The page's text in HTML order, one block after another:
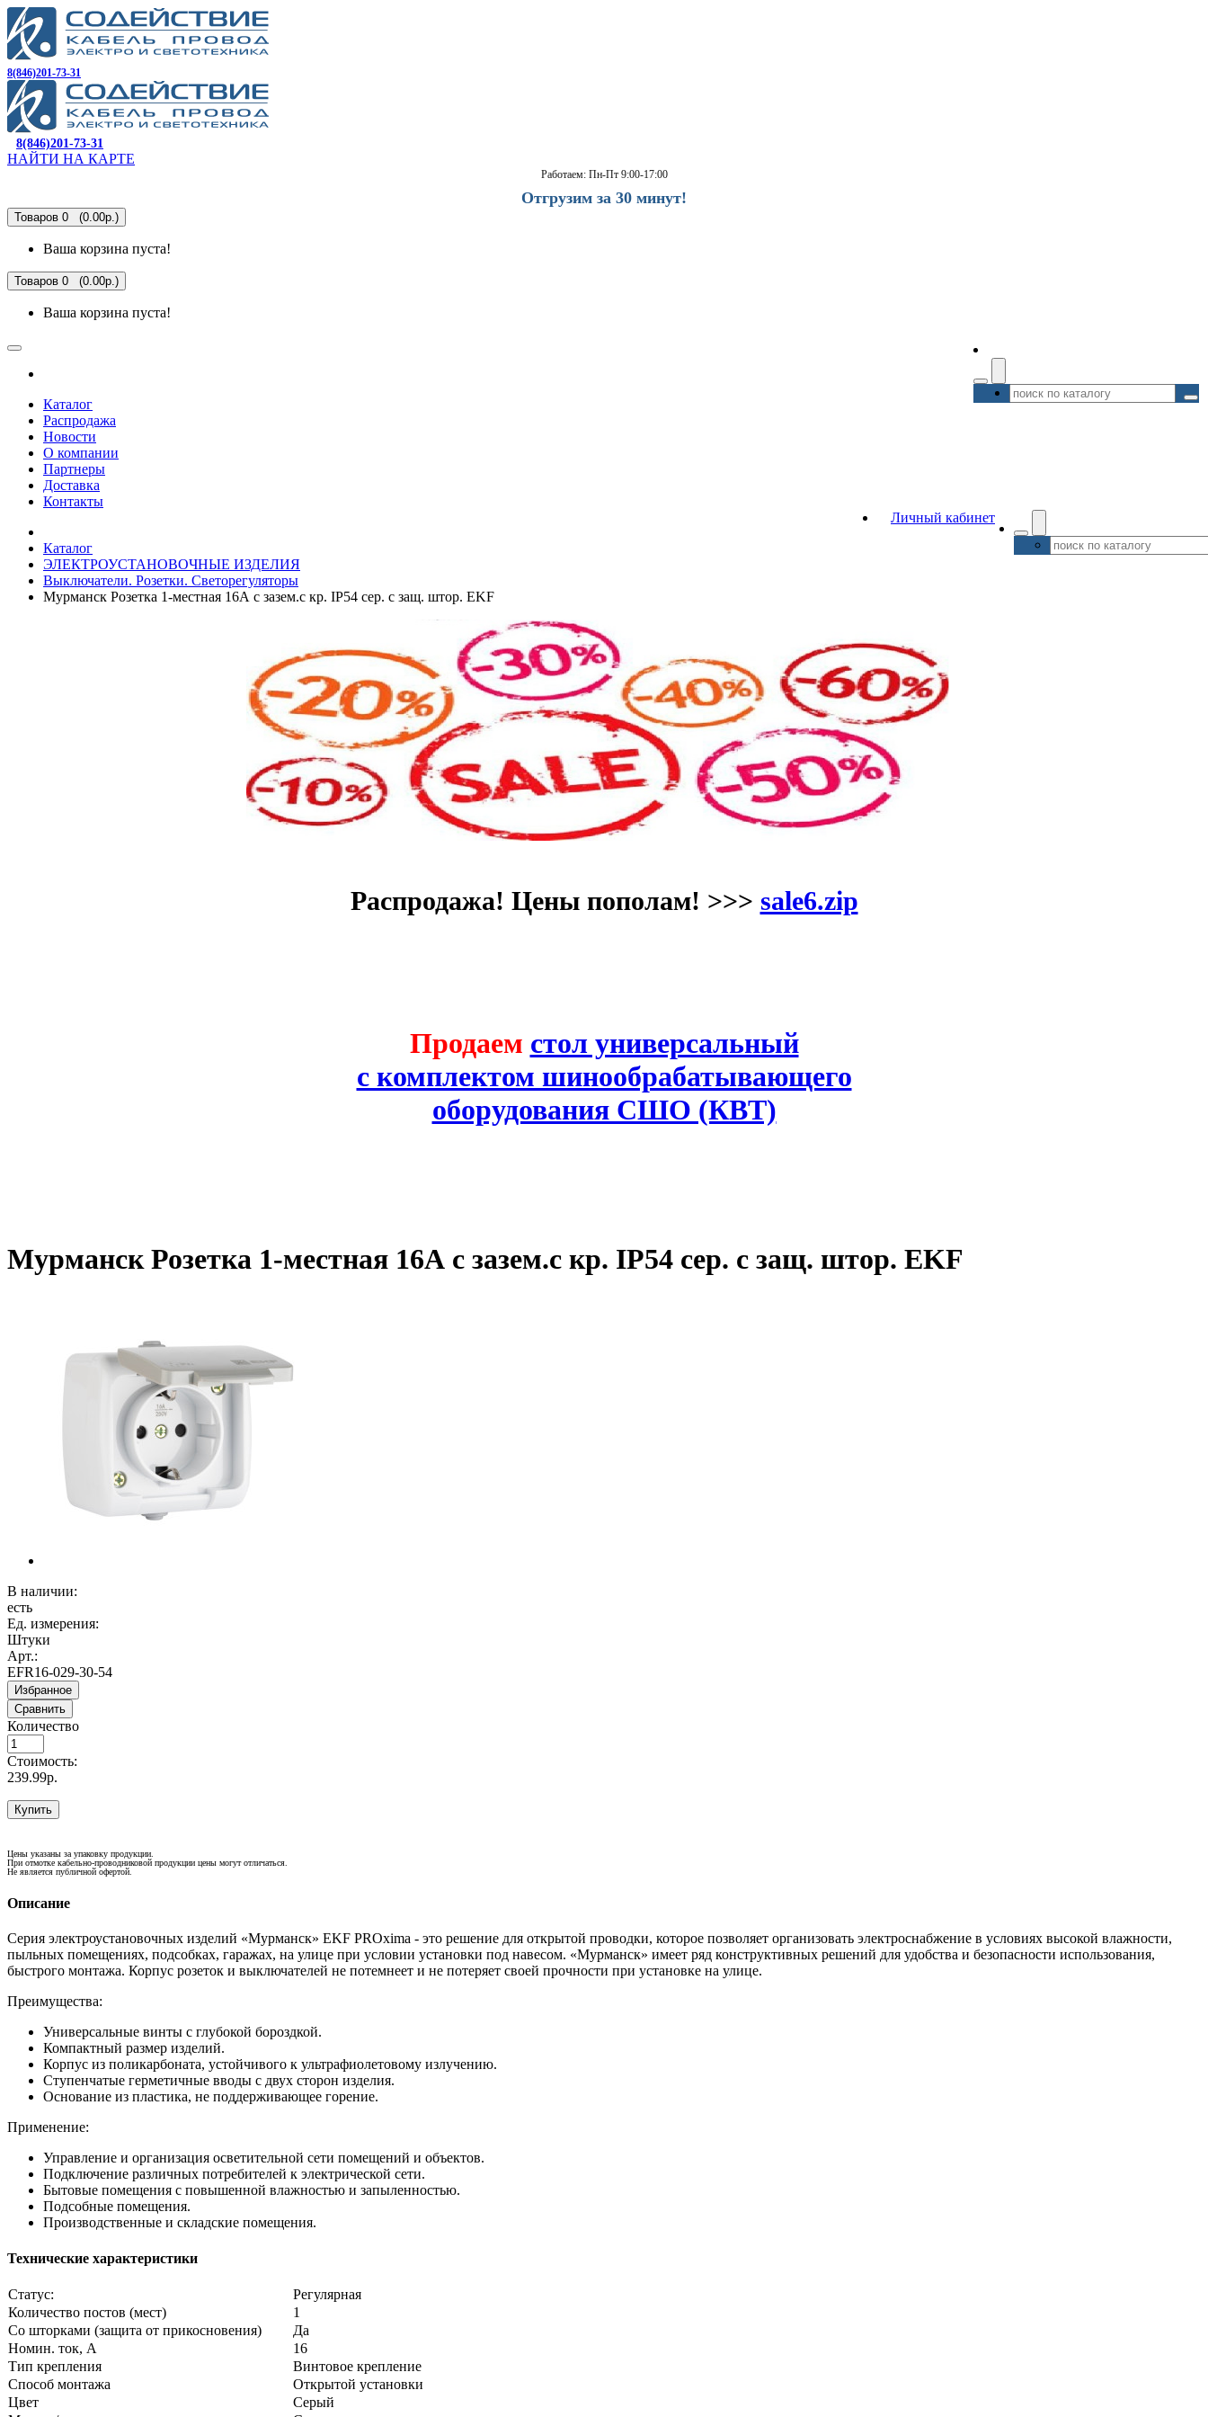
8(846)201-73-31
8(846)201-73-31
НАЙТИ НА КАРТЕ
Работаем: Пн-Пт 9:00-17:00
Отгрузим за 30 минут!
Товаров 0 (0.00р.)
Ваша корзина пуста!
Товаров 0 (0.00р.)
Ваша корзина пуста!
Каталог
Распродажа
Новости
О компании
Партнеры
Доставка
Контакты
Личный кабинет
Каталог
ЭЛЕКТРОУСТАНОВОЧНЫЕ ИЗДЕЛИЯ
Выключатели. Розетки. Светорегуляторы
Мурманск Розетка 1-местная 16А с зазем.с кр. IP54 сер. с защ. штор. EKF
Распродажа! Цены пополам! >>> sale6.zip
Продаем стол универсальный
с комплектом шинообрабатывающего
оборудования СШО (КВТ)
Мурманск Розетка 1-местная 16А с зазем.с кр. IP54 сер. с защ. штор. EKF
В наличии:
есть
Ед. измерения:
Штуки
Арт.:
EFR16-029-30-54
Избранное
Сравнить
Количество
Стоимость:
239.99р.
Купить
Цены указаны за упаковку продукции.
При отмотке кабельно-проводниковой продукции цены могут отличаться.
Не является публичной офертой.
Описание
Серия электроустановочных изделий «Мурманск» EKF PROxima - это решение для открытой проводки, которое позволяет организовать электроснабжение в условиях высокой влажности,
пыльных помещениях, подсобках, гаражах, на улице при условии установки под навесом. «Мурманск» имеет ряд конструктивных решений для удобства и безопасности использования,
быстрого монтажа. Корпус розеток и выключателей не потемнеет и не потеряет своей прочности при установке на улице.
Преимущества:
Универсальные винты с глубокой бороздкой.
Компактный размер изделий.
Корпус из поликарбоната, устойчивого к ультрафиолетовому излучению.
Ступенчатые герметичные вводы с двух сторон изделия.
Основание из пластика, не поддерживающее горение.
Применение:
Управление и организация осветительной сети помещений и объектов.
Подключение различных потребителей к электрической сети.
Бытовые помещения с повышенной влажностью и запыленностью.
Подсобные помещения.
Производственные и складские помещения.
Технические характеристики
Статус:
Регулярная
Количество постов (мест)
1
Со шторками (защита от прикосновения)
Да
Номин. ток, А
16
Тип крепления
Винтовое крепление
Способ монтажа
Открытой установки
Цвет
Серый